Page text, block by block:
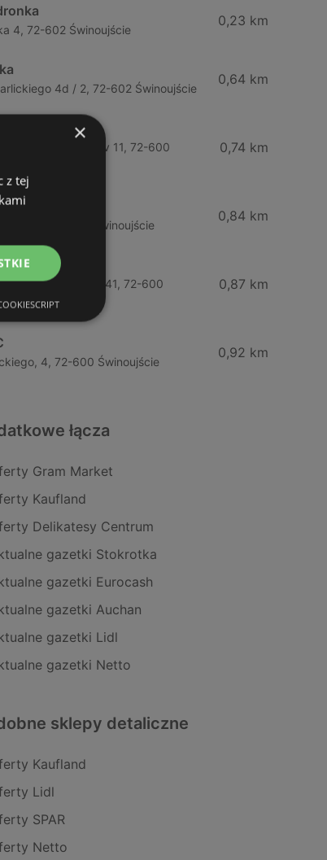
4, 72-602 Świnoujście
0,23 km
4d / 2, 72-602 Świnoujście
0,64 km
Władysława Iv 11, 72-600
0,74 km
9, 72-600 Świnoujście
0,84 km
Września 41, 72-600
0,87 km
4, 72-600 Świnoujście
0,92 km
łącza
Gram Market
Kaufland
Delikatesy Centrum
gazetki Stokrotka
gazetki Eurocash
gazetki Auchan
gazetki Lidl
gazetki Netto
sklepy detaliczne
Kaufland
Lidl
SPAR
Netto
×
z tej